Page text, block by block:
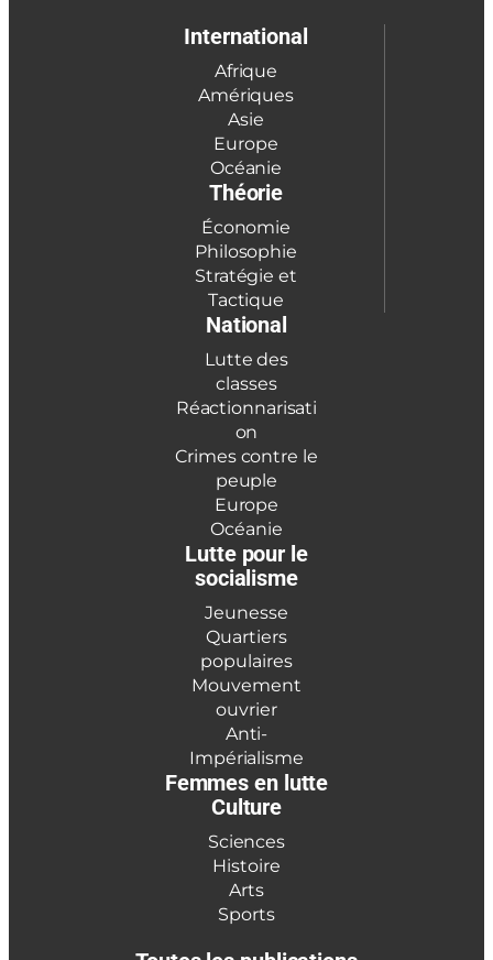
International
Afrique
Amériques
Asie
Europe
Océanie
Théorie
Économie
Philosophie
Stratégie et
Tactique
National
Lutte des
classes
Réactionnarisati
on
Crimes contre le
peuple
Europe
Océanie
Lutte pour le
socialisme
Jeunesse
Quartiers
populaires
Mouvement
ouvrier
Anti-
Impérialisme
Femmes en lutte
Culture
Sciences
Histoire
Arts
Sports